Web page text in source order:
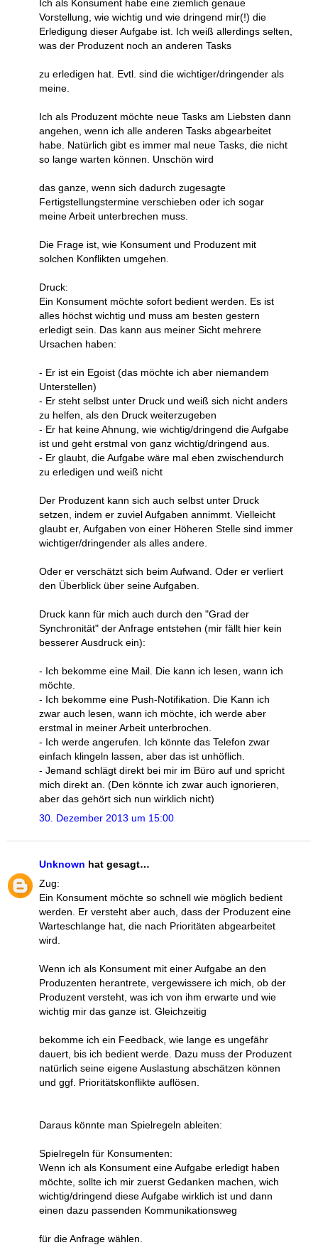
Ich als Konsument habe eine ziemlich genaue
Vorstellung, wie wichtig und wie dringend mir(!) die
Erledigung dieser Aufgabe ist. Ich weiß allerdings selten,
was der Produzent noch an anderen Tasks
zu erledigen hat. Evtl. sind die wichtiger/dringender als
meine.
Ich als Produzent möchte neue Tasks am Liebsten dann
angehen, wenn ich alle anderen Tasks abgearbeitet
habe. Natürlich gibt es immer mal neue Tasks, die nicht
so lange warten können. Unschön wird
das ganze, wenn sich dadurch zugesagte
Fertigstellungstermine verschieben oder ich sogar
meine Arbeit unterbrechen muss.
Die Frage ist, wie Konsument und Produzent mit
solchen Konflikten umgehen.
Druck:
Ein Konsument möchte sofort bedient werden. Es ist
alles höchst wichtig und muss am besten gestern
erledigt sein. Das kann aus meiner Sicht mehrere
Ursachen haben:
- Er ist ein Egoist (das möchte ich aber niemandem
Unterstellen)
- Er steht selbst unter Druck und weiß sich nicht anders
zu helfen, als den Druck weiterzugeben
- Er hat keine Ahnung, wie wichtig/dringend die Aufgabe
ist und geht erstmal von ganz wichtig/dringend aus.
- Er glaubt, die Aufgabe wäre mal eben zwischendurch
zu erledigen und weiß nicht
Der Produzent kann sich auch selbst unter Druck
setzen, indem er zuviel Aufgaben annimmt. Vielleicht
glaubt er, Aufgaben von einer Höheren Stelle sind immer
wichtiger/dringender als alles andere.
Oder er verschätzt sich beim Aufwand. Oder er verliert
den Überblick über seine Aufgaben.
Druck kann für mich auch durch den "Grad der
Synchronität" der Anfrage entstehen (mir fällt hier kein
besserer Ausdruck ein):
- Ich bekomme eine Mail. Die kann ich lesen, wann ich
möchte.
- Ich bekomme eine Push-Notifikation. Die Kann ich
zwar auch lesen, wann ich möchte, ich werde aber
erstmal in meiner Arbeit unterbrochen.
- Ich werde angerufen. Ich könnte das Telefon zwar
einfach klingeln lassen, aber das ist unhöflich.
- Jemand schlägt direkt bei mir im Büro auf und spricht
mich direkt an. (Den könnte ich zwar auch ignorieren,
aber das gehört sich nun wirklich nicht)
30. Dezember 2013 um 15:00
Unknown hat gesagt…
Zug:
Ein Konsument möchte so schnell wie möglich bedient
werden. Er versteht aber auch, dass der Produzent eine
Warteschlange hat, die nach Prioritäten abgearbeitet
wird.
Wenn ich als Konsument mit einer Aufgabe an den
Produzenten herantrete, vergewissere ich mich, ob der
Produzent versteht, was ich von ihm erwarte und wie
wichtig mir das ganze ist. Gleichzeitig
bekomme ich ein Feedback, wie lange es ungefähr
dauert, bis ich bedient werde. Dazu muss der Produzent
natürlich seine eigene Auslastung abschätzen können
und ggf. Prioritätskonflikte auflösen.
Daraus könnte man Spielregeln ableiten:
Spielregeln für Konsumenten:
Wenn ich als Konsument eine Aufgabe erledigt haben
möchte, sollte ich mir zuerst Gedanken machen, wich
wichtig/dringend diese Aufgabe wirklich ist und dann
einen dazu passenden Kommunikationsweg
für die Anfrage wählen.